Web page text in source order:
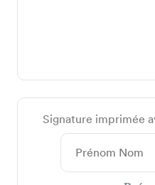
Signature imprimée